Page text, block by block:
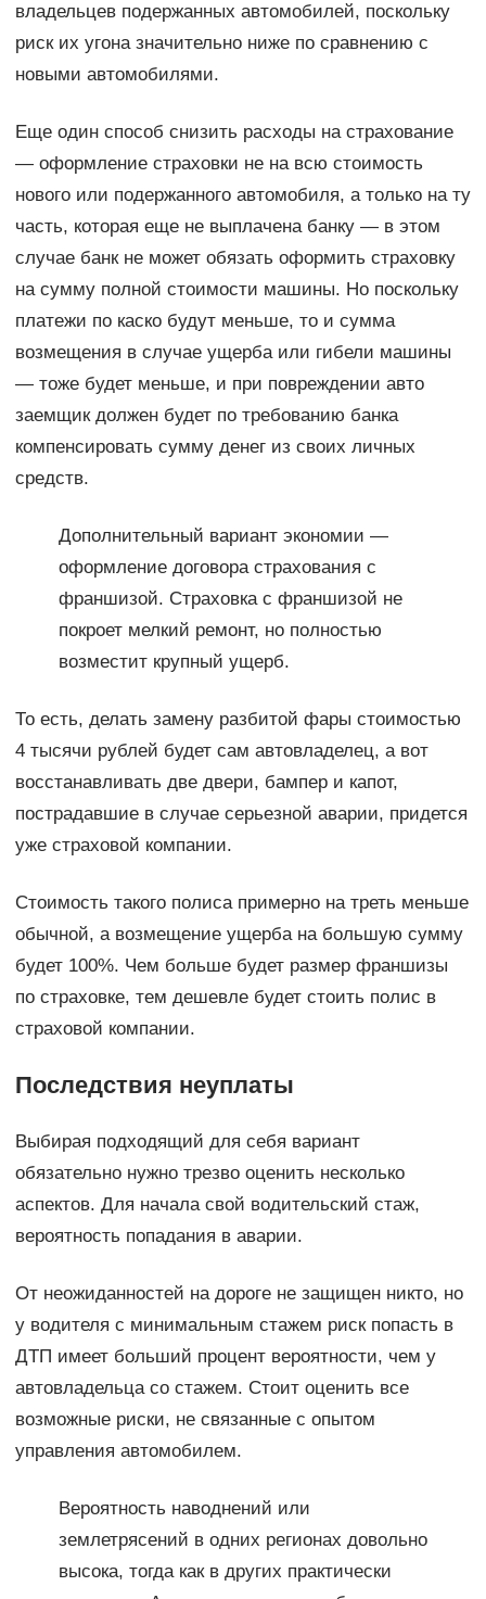
владельцев подержанных автомобилей, поскольку
риск их угона значительно ниже по сравнению с
новыми автомобилями.
Еще один способ снизить расходы на страхование
— оформление страховки не на всю стоимость
нового или подержанного автомобиля, а только на ту
часть, которая еще не выплачена банку — в этом
случае банк не может обязать оформить страховку
на сумму полной стоимости машины. Но поскольку
платежи по каско будут меньше, то и сумма
возмещения в случае ущерба или гибели машины
— тоже будет меньше, и при повреждении авто
заемщик должен будет по требованию банка
компенсировать сумму денег из своих личных
средств.
Дополнительный вариант экономии —
оформление договора страхования с
франшизой. Страховка с франшизой не
покроет мелкий ремонт, но полностью
возместит крупный ущерб.
То есть, делать замену разбитой фары стоимостью
4 тысячи рублей будет сам автовладелец, а вот
восстанавливать две двери, бампер и капот,
пострадавшие в случае серьезной аварии, придется
уже страховой компании.
Стоимость такого полиса примерно на треть меньше
обычной, а возмещение ущерба на большую сумму
будет 100%. Чем больше будет размер франшизы
по страховке, тем дешевле будет стоить полис в
страховой компании.
Последствия неуплаты
Выбирая подходящий для себя вариант
обязательно нужно трезво оценить несколько
аспектов. Для начала свой водительский стаж,
вероятность попадания в аварии.
От неожиданностей на дороге не защищен никто, но
у водителя с минимальным стажем риск попасть в
ДТП имеет больший процент вероятности, чем у
автовладельца со стажем. Стоит оценить все
возможные риски, не связанные с опытом
управления автомобилем.
Вероятность наводнений или
землетрясений в одних регионах довольно
высока, тогда как в других практически